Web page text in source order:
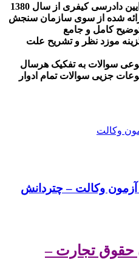
گرداوری 20 دوره سوالات ایین دادرسی کیفری از سال 1380
توضیح کامل و جامع
موزد نظر و تشریح علت
سوالات به تفکیک هرسال
جزیی سوالات تمام ادوار
حقوق تجارت –